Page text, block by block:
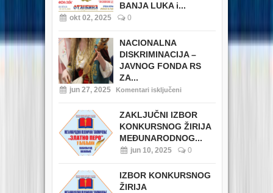
BANJA LUKA i...
okt 02, 2025 0
NACIONALNA
DISKRIMINACIJA –
JAVNOG FONDA RS
ZA...
jun 27, 2025 Komentari isključeni
ZAKLJUČNI IZBOR
KONKURSNOG ŽIRIJA
MEĐUNARODNOG...
jun 10, 2025 0
IZBOR KONKURSNOG
ŽIRIJA